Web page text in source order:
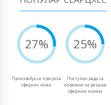
27%
Произвођачи пресјека
сферних ножа
25%
Поступак рада са
опремом за резање
сферним ножем